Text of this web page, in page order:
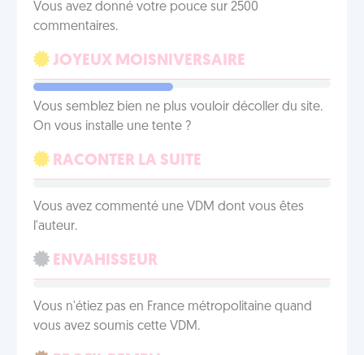
Vous avez donné votre pouce sur 2500
commentaires.
JOYEUX MOISNIVERSAIRE
Vous semblez bien ne plus vouloir décoller du site.
On vous installe une tente ?
RACONTER LA SUITE
Vous avez commenté une VDM dont vous êtes
l'auteur.
ENVAHISSEUR
Vous n'étiez pas en France métropolitaine quand
vous avez soumis cette VDM.